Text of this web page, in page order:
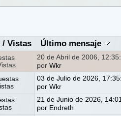
/Vistas Último mensaje
20 de Abril de 2006,
porWkr
03 de Julio de 2026,
porWkr
21 de Junio de 2026,
por Endreth